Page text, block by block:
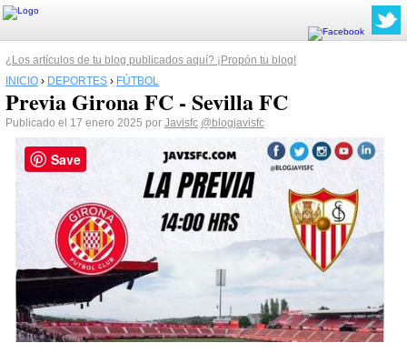
¿Los artículos de tu blog publicados aquí? ¡Propón tu blog!
INICIO › DEPORTES › FÚTBOL
Previa Girona FC - Sevilla FC
Publicado el 17 enero 2025 por Javisfc @blogjavisfc
Save